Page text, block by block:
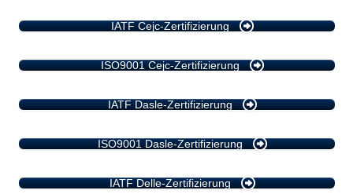
IATF Cejc-Zertifizierung
ISO9001 Cejc-Zertifizierung
IATF Dasle-Zertifizierung
ISO9001 Dasle-Zertifizierung
IATF Delle-Zertifizierung